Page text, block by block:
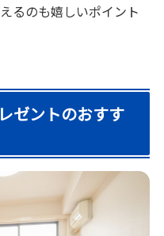
るのも嬉しいポイント
ゼントのおすす